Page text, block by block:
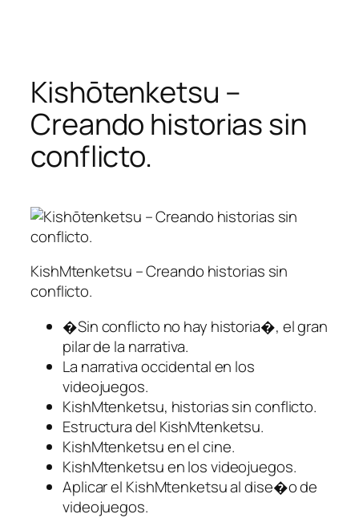
Kishōtenketsu –
Creando historias sin
conflicto.
KishMtenketsu – Creando historias sin
conflicto.
�Sin conflicto no hay historia�, el gran
pilar de la narrativa.
La narrativa occidental en los
videojuegos.
KishMtenketsu, historias sin conflicto.
Estructura del KishMtenketsu.
KishMtenketsu en el cine.
KishMtenketsu en los videojuegos.
Aplicar el KishMtenketsu al dise�o de
videojuegos.